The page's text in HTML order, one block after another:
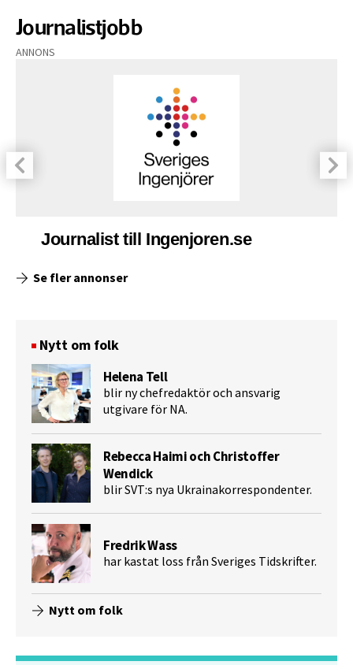
Journalistjobb
ANNONS
Journalist till Ingenjoren.se
Se fler annonser
Nytt om folk
Helena Tell
blir ny chefredaktör och ansvarig
utgivare för NA.
Rebecca Haimi och Christoffer
Wendick
blir SVT:s nya Ukrainakorrespondenter.
Fredrik Wass
har kastat loss från Sveriges Tidskrifter.
Nytt om folk